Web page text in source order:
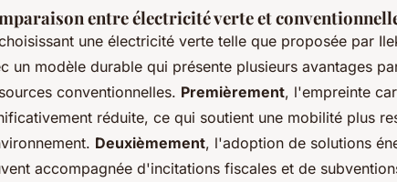
entre électricité verte et
une électricité verte telle que proposée par
un modèle durable qui présente plusieurs avantages
conventionnelles. Premièrement, l'empreinte
réduite, ce qui soutient une mobilité plus
Deuxièmement, l'adoption de solutions
accompagnée d'incitations fiscales et de